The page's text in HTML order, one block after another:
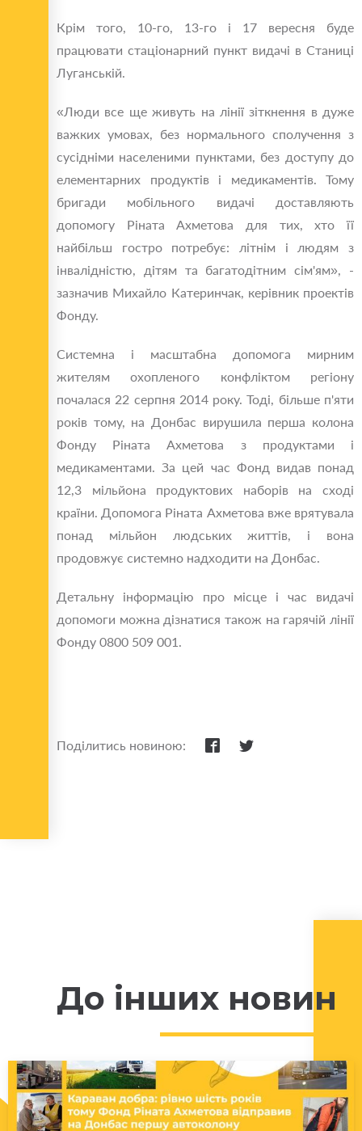
Крім того, 10-го, 13-го і 17 вересня буде
працювати стаціонарний пункт видачі в Станиці
Луганській.
«Люди все ще живуть на лінії зіткнення в дуже
важких умовах, без нормального сполучення з
сусідніми населеними пунктами, без доступу до
елементарних продуктів і медикаментів. Тому
бригади мобільного видачі доставляють
допомогу Ріната Ахметова для тих, хто її
найбільш гостро потребує: літнім і людям з
інвалідністю, дітям та багатодітним сім'ям», -
зазначив Михайло Катеринчак, керівник проектів
Фонду.
Системна і масштабна допомога мирним
жителям охопленого конфліктом регіону
почалася 22 серпня 2014 року. Тоді, більше п'яти
років тому, на Донбас вирушила перша колона
Фонду Ріната Ахметова з продуктами і
медикаментами. За цей час Фонд видав понад
12,3 мільйона продуктових наборів на сході
країни. Допомога Ріната Ахметова вже врятувала
понад мільйон людських життів, і вона
продовжує системно надходити на Донбас.
Детальну інформацію про місце і час видачі
допомоги можна дізнатися також на гарячій лінії
Фонду 0800 509 001.
Поділитись новиною:
До інших новин